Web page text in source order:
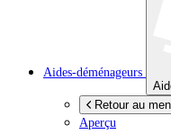
Aides-déménageurs
Retour au
Aperçu